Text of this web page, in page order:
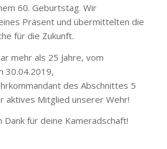
60. Geburtstag. Wir
Präsent und übermittelten die
für die Zukunft.
mehr als 25 Jahre, vom
30.04.2019,
des Abschnittes 5
aktives Mitglied unserer Wehr!
Dank für deine Kameradschaft!